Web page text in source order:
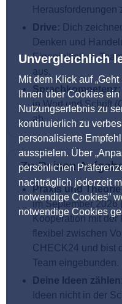
Unvergleichlich
Mit dem Klick auf
Ihnen über Cookies
Nutzungserlebnis zu
kontinuierlich zu
personalisierte
ausspielen. Über
persönlichen
nachträglich jederzeit
notwendige Cookies”
notwendige Cookies
Herausforderungen
Drive: Dich
Denken und
Eigeninitiative,
aus.
Sprachkompetenz:
in Wort und Schrift
ab.
Zu Deinen
Praxis und
im September 2026
Kooperation mit der
flexibel zwischen
CHECK24 und bist
Team eingebunden.
Deine Ideen
Ideen nicht in der